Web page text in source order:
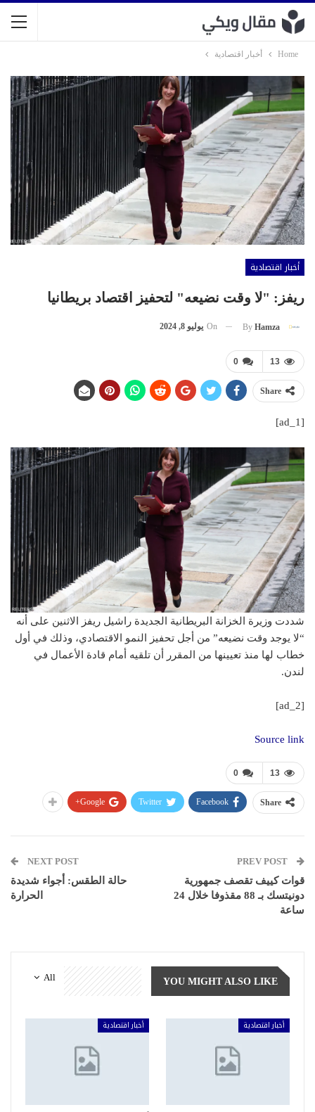
Home أخبار اقتصادية
أخبار اقتصادية
ريفز: "لا وقت نضيعه" لتحفيز اقتصاد بريطانيا
By Hamza
On يوليو 8, 2024
0 13
Share
[ad_1]
شددت وزيرة الخزانة البريطانية الجديدة راشيل ريفز الاثنين على أنه
“لا يوجد وقت نضيعه” من أجل تحفيز النمو الاقتصادي، وذلك في أول
خطاب لها منذ تعيينها من المقرر أن تلقيه أمام قادة الأعمال في
لندن.
[ad_2]
Source link
0 13
Share
Facebook
Twitter
Google+
قوات كييف تقصف جمهورية
دونيتسك بـ 88 مقذوفا خلال 24
ساعة
NEXT POST
حالة الطقس: أجواء شديدة
الحرارة
All YOU MIGHT ALSO LIKE
أخبار اقتصادية أخبار اقتصادية